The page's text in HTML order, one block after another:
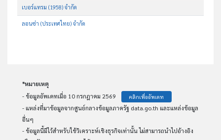
เบอร์แทรม (1958) จำกัด
ลอนซ่า (ประเทศไทย) จำกัด
*หมายเหตุ
- ข้อมูลอัพเดทเมื่อ 10 กรกฎาคม 2569
คลิกเพื่ออัพเดท
- แหล่งที่มาข้อมูลจากศูนย์กลางข้อมูลภาครัฐ data.go.th และแหล่งข้อมูล
อื่นๆ
- ข้อมูลนี้มีไว้สำหรับใช้วิเคราะห์เชิงธุรกิจเท่านั้น ไม่สามารถนำไปอ้างอิง